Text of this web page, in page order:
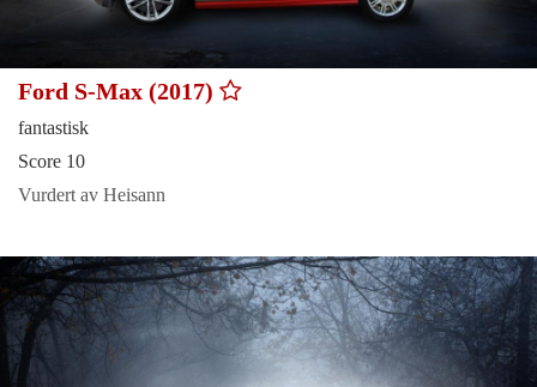
Ford S-Max (2017)
fantastisk
Score 10
Vurdert av Heisann